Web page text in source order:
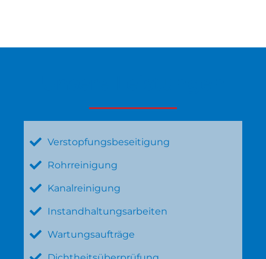
Verstopfungsbeseitigung
Rohrreinigung
Kanalreinigung
Instandhaltungsarbeiten
Wartungsaufträge